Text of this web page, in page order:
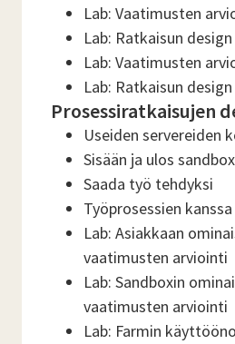
Lab: Vaatimusten
Lab: Ratkaisun design
Lab: Vaatimusten
Lab: Ratkaisun design
Prosessiratkaisujen
Useiden servereiden
Sisään ja ulos
Saada työ tehdyksi
Työprosessien
Lab: Asiakkaan
vaatimusten arviointi
Lab: Sandboxin
vaatimusten arviointi
Lab: Farmin